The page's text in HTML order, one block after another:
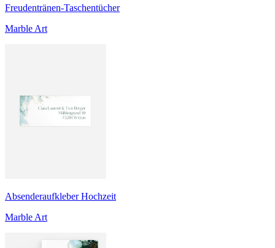
Freudentränen-Taschentücher
Marble Art
Absenderaufkleber Hochzeit
Marble Art